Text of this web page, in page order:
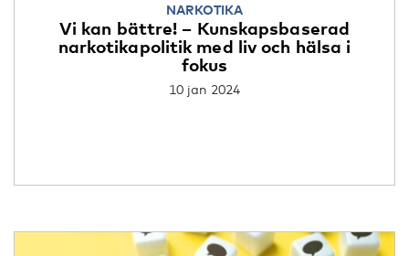
NARKOTIKA
Vi kan bättre! – Kunskapsbaserad
narkotikapolitik med liv och hälsa i
fokus
10 jan 2024